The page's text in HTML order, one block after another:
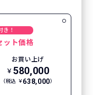
き！
ット価格
お買い上げ
￥ 580,000
（税込 ￥638,000）